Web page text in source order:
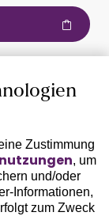
Zustimmung
, um
und/oder
Informationen,
zum Zweck